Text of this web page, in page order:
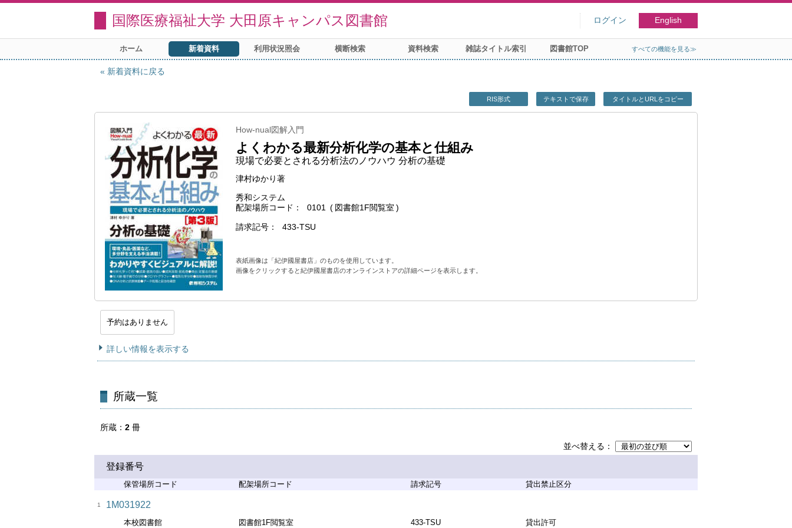
国際医療福祉大学 大田原キャンパス図書館 ログイン English
ホーム 新着資料 利用状況照会 横断検索 資料検索 雑誌タイトル索引 図書館TOP すべての機能を見る≫
新着資料に戻る
RIS形式 テキストで保存 タイトルとURLをコピー
How-nual図解入門
よくわかる最新分析化学の基本と仕組み
現場で必要とされる分析法のノウハウ 分析の基礎
津村ゆかり著
秀和システム
配架場所コード
0101 図書館1F閲覧室
請求記号 433-TSU
表紙画像は「紀伊國屋書店」のものを使用しています。
画像をクリックすると紀伊國屋書店のオンラインストアの詳細ページを表示します。
予約はありません
詳しい情報を表示する
所蔵一覧
所蔵 2 冊
並べ替える
登録番号
保管場所コード 配架場所コード 請求記号 貸出禁止区分
1 1M031922
本校図書館 図書館1F閲覧室 433-TSU 貸出許可